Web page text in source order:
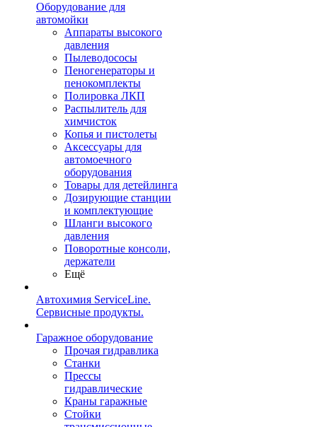
Оборудование для
автомойки
Аппараты высокого
давления
Пылеводососы
Пеногенераторы и
пенокомплекты
Полировка ЛКП
Распылитель для
химчисток
Копья и пистолеты
Аксессуары для
автомоечного
оборудования
Товары для детейлинга
Дозирующие станции
и комплектующие
Шланги высокого
давления
Поворотные консоли,
держатели
Ещё
Автохимия ServiceLine.
Сервисные продукты.
Гаражное оборудование
Прочая гидравлика
Станки
Прессы
гидравлические
Краны гаражные
Стойки